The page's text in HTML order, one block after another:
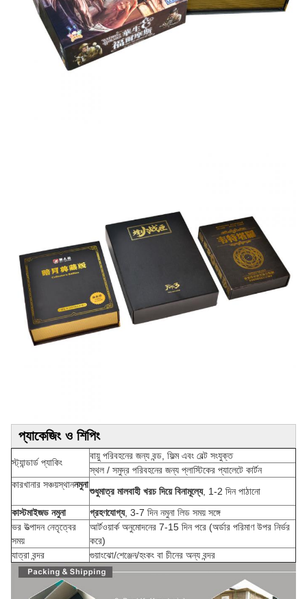
প্যাকেজিং ও শিপিং
স্ট্যান্ডার্ড প্যাকিং
বায়ু পরিবহনের জন্য বন্ড, ফিল্ম এবং বেল্ট সংযুক্ত
স্থল / সমুদ্র পরিবহনের জন্য প্লাস্টিকের প্যালেটে কার্টন
কারখানার সঞ্চয়স্থাননমুনা
শুধুমাত্র মালবাহী খরচ দিয়ে বিনামূল্যে, 1-2 দিন পাঠানো
কাস্টমাইজড নমুনা
গ্রহণযোগ্য, 3-7 দিন নমুনা লিড সময় সঙ্গে
ভর উত্পাদন নেতৃত্বের
সময়
আর্টওয়ার্ক অনুমোদনের 7-15 দিন পরে (অর্ডার পরিমাণ উপর নির্ভর
করে)
যাত্রা বন্দর
গুয়াংঝো/শেঞ্জেন/হংকং বা চীনের অন্য বন্দর